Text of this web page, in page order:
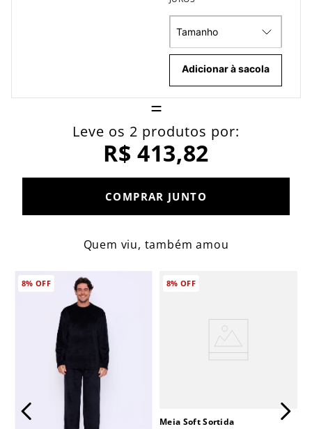
Tamanho
Adicionar à sacola
=
Leve os 2 produtos por:
R$ 413,82
COMPRAR JUNTO
Quem viu, também amou
8% OFF 8% OFF
Meia Soft Sortida